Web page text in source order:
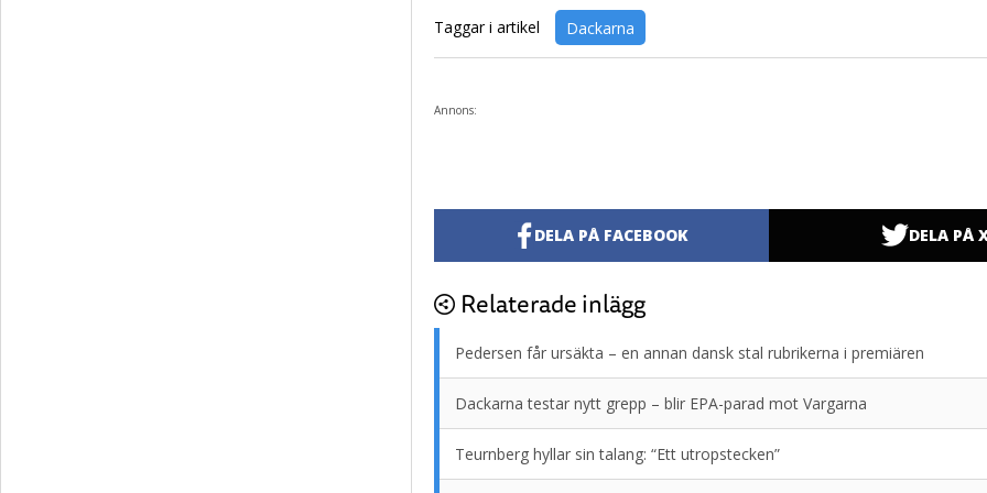
Taggar i artikel Dackarna
Annons:
DELA PÅ FACEBOOK DELA PÅ
Relaterade inlägg
Pedersen får ursäkta – en annan dansk stal rubrikerna i premiären
Dackarna testar nytt grepp – blir EPA-parad mot Vargarna
Teurnberg hyllar sin talang: “Ett utropstecken”